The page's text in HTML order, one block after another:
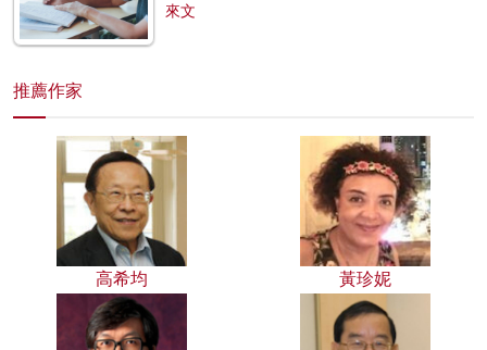
來文
推薦作家
高希均 黃珍妮